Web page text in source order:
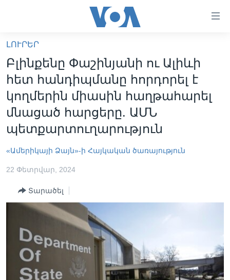
հիմնական
բովանդակությանը
անցնել
բովանդակությանը
հիմնական
բովանդակություն
ԼՈՒՐԵՐ
ՍՓՅՈՒՌՔ
ՏԵՍԱՆՅՈՒԹԵՐ
ՖԻԼՄԵՐ
ՖԻԼՄԵՐ
IN ENGLISH
ՄԵՐ ՄԱՍԻՆ
ՄԵՐ ՄԱՍԻՆ
ԿԱՊ ՄԵԶ ՀԵՏ
ՈՒԿՐԱԻՆԱԿԱՆ ՊԱՏԵՐԱԶՄ
Learning English
ՀԵՏԵՒԵՔ ՄԵԶ
Լեզուներ
ԼՈՒՐԵՐ
Բլինքենը Փաշինյանի ու Ալիևի
հետ հանդիպմանը հորդորել է
կողմերին միասին հաղթահարել
մնացած հարցերը. ԱՄՆ
պետքարտուղարություն
«Ամերիկայի Ձայն»-ի Հայկական ծառայություն
22 Փետրվար, 2024
Տարածել